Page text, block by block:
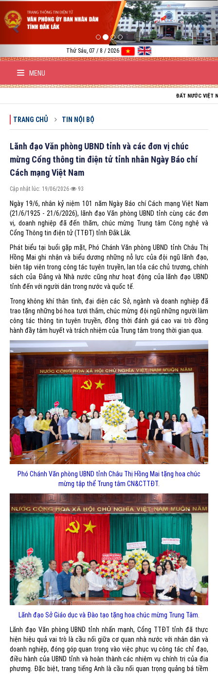
Thứ Sáu, 07 / 8 / 2026
MENU
ĐẤT NƯỚC VIỆT NAM
TRANG CHỦ TIN NỘI BỘ
Lãnh đạo Văn phòng UBND tỉnh và các đơn vị chúc
mừng Cổng thông tin điện tử tỉnh nhân Ngày Báo chí
Cách mạng Việt Nam
Cập nhật lúc: 19/06/2026 93
Ngày 19/6, nhân kỷ niệm 101 năm Ngày Báo chí Cách mạng Việt Nam
(21/6/1925 - 21/6/2026), lãnh đạo Văn phòng UBND tỉnh cùng các đơn
vị, doanh nghiệp đã đến thăm, chúc mừng Trung tâm Công nghệ và
Cổng Thông tin điện tử (TTĐT) tỉnh Đắk Lắk.
Phát biểu tại buổi gặp mặt, Phó Chánh Văn phòng UBND tỉnh Châu Thị
Hồng Mai ghi nhận và biểu dương những nỗ lực của đội ngũ lãnh đạo,
biên tập viên trong công tác tuyên truyền, lan tỏa các chủ trương, chính
sách của Đảng và Nhà nước cũng như hoạt động của lãnh đạo UBND
tỉnh đến với người dân trong nước và quốc tế.
Trong không khí thân tình, đại diện các Sở, ngành và doanh nghiệp đã
trao tặng những bó hoa tươi thắm, chúc mừng đội ngũ những người làm
công tác thông tin tuyên truyền, đồng thời đánh giá cao vai trò đồng
hành đầy tâm huyết và trách nhiệm của Trung tâm trong thời gian qua.
Phó Chánh Văn phòng UBND tỉnh Châu Thị Hồng Mai tặng hoa chúc
mừng tập thể Trung tâm CN&CTTĐT.
Lãnh đạo Sở Giáo dục và Đào tạo tặng hoa chúc mừng Trung Tâm.
Lãnh đạo Văn phòng UBND tỉnh nhấn mạnh, Cổng TTĐT tỉnh đã thực
hiện hiệu quả vai trò là cầu nối giữa cơ quan nhà nước với nhân dân và
doanh nghiệp, đóng góp quan trọng vào việc phục vụ công tác chỉ đạo,
điều hành của UBND tỉnh và hoàn thành các nhiệm vụ chính trị của địa
phương. Đặc biệt, trang tiếng Anh là cầu nối quan trọng quảng bá tiềm